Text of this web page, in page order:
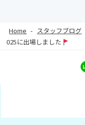
Home - スタッフブログ
025に出場しました